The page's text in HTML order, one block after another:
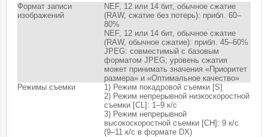
Формат записи
изображений
NEF, 12 или 14 бит, обычное сжатие
(RAW, сжатие без потерь): прибл. 60–
80%
NEF, 12 или 14 бит, обычное сжатие
(RAW, обычное сжатие): прибл. 45–60%
JPEG: совместимый с базовым
форматом JPEG; уровень сжатия
может принимать значения «Приоритет
размера» и «Оптимальное качество»
Режимы съемки
1) Режим покадровой съемки [S]
2) Режим непрерывной низкоскоростной
съемки [CL]: 1–9 к/с
3) Режим непрерывной
высокоскоростной съемки [CH]: 9 к/с
(9–11 к/с в формате DX)